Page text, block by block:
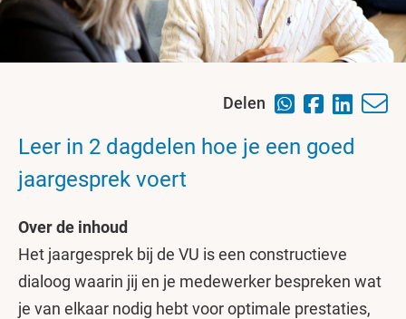
Delen
Leer in 2 dagdelen hoe je een goed
jaargesprek voert
Over de inhoud
Het jaargesprek bij de VU is een constructieve
dialoog waarin jij en je medewerker bespreken wat
je van elkaar nodig hebt voor optimale prestaties,